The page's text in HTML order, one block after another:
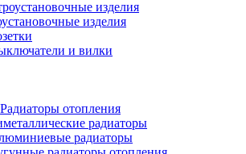
изделия
и вилки
Радиаторы отопления
радиаторы
радиаторы